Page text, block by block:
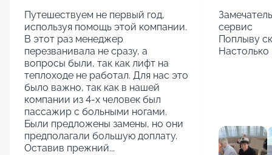
Путешествуем не первый год,
используя помощь этой компании.
В этот раз менеджер
перезванивала не сразу, а
вопросы были, так как лифт на
теплоходе не работал. Для нас это
было важно, так как в нашей
компании из 4-х человек был
пассажир с больными ногами.
Были предложены замены, но они
предполагали большую доплату.
Оставив прежний...
сервис
Поплыву